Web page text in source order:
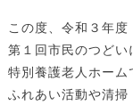
試合結果
道場概要
お問い合わせ
この度、令和３年
第１回市民のつどい
特別養護老人ホーム
ふれあい活動や清掃